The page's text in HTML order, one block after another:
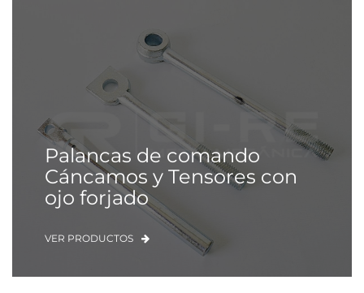
Palancas de comando
Cáncamos y Tensores con
ojo forjado
VER PRODUCTOS